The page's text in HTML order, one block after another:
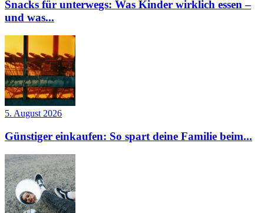
Snacks für unterwegs: Was Kinder wirklich essen –
und was...
5. August 2026
Günstiger einkaufen: So spart deine Familie beim...